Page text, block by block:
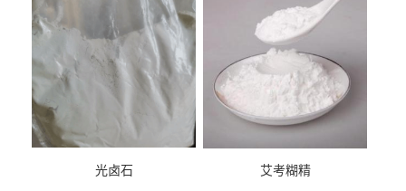
光卤石 艾考糊精